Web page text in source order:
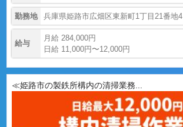
勤務地 兵庫県姫路市広畑区東新町1丁目21番地4
給与
月給 284,000円
日給 11,000円〜12,000円
≪姫路市の製鉄所構内の清掃業務...